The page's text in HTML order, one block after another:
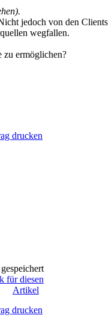
jedoch von den
wegfallen.
zu ermöglichen?
drucken
für diesen
Artikel
drucken